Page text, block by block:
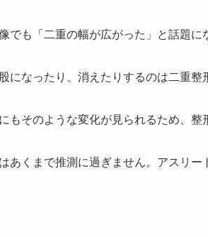
でも「二重の幅が広がった」と話題に
になったり、消えたりするのは二重整
もそのような変化が見られるため、整
あくまで推測に過ぎません。アスリ